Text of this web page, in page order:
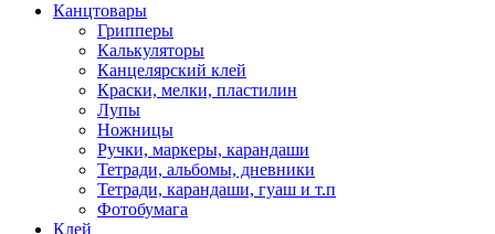
Канцтовары
Грипперы
Калькуляторы
Канцелярский клей
Краски, мелки, пластилин
Лупы
Ножницы
Ручки, маркеры, карандаши
Тетради, альбомы, дневники
Тетради, карандаши, гуаш и т.п
Фотобумага
Клей